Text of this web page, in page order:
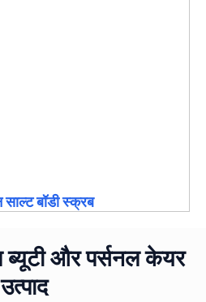
साल्ट बॉडी स्क्रब
और पर्सनल केयर
उत्पाद